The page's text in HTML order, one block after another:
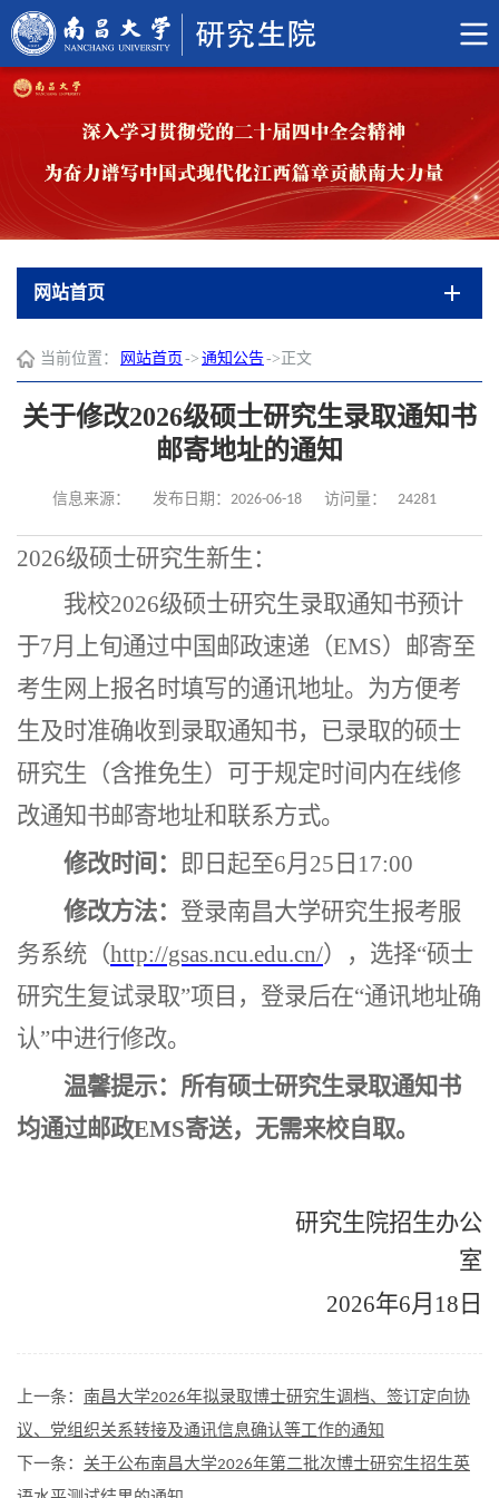
网站首页
当前位置： 网站首页 -> 通知公告-> 正文
关于修改2026级硕士研究生录取通知书
邮寄地址的通知
信息来源： 发布日期：2026-06-18 访问量： 24281
2026级硕士研究生新生：
我校2026级硕士研究生录取通知书预计
于7月 上旬通过中国邮政速递（EMS）邮寄至
考生网上报名 时填写的通讯地址。为方便考
生及时准确收到录取通知书，已录取的硕士
研究生（含推免生）可于规定时间内在线修
改通知书邮寄地址和联系方式。
修改时间：
即日起至6月25 日17:00
修改方法： 登录南昌大学研究生报考服
务系统（http://gsas.ncu.edu.cn/），选择“硕士
研究生复试录取”项目，登录后在“通讯地址确
认”中进行修改。
温馨提示：所有硕士研究生录取通知书
均通过邮政EMS寄送， 无需来校自取。
研究生院招生办公
室
2026年6月18日
上一条： 南昌大学2026年拟录取博士研究生调档、签订定向协
议、党组织关系转接及通讯信息确认等工作的通知
下一条： 关于公布南昌大学2026年第二批次博士研究生招生英